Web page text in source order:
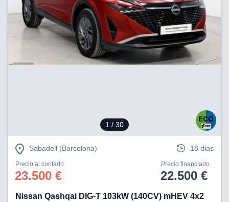
1 / 30
Sabadell (Barcelona) 18 dias
Precio al contado
23.500 €
Precio financiado
22.500 €
Nissan Qashqai DIG-T 103kW (140CV) mHEV 4x2